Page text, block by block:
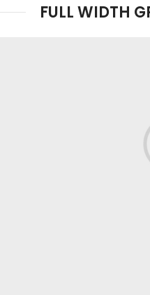
FULL WIDTH